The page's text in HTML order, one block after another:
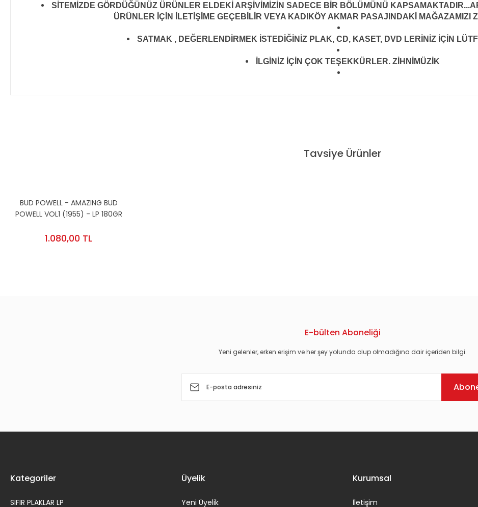
SİTEMİZDE GÖRDÜĞÜNÜZ ÜRÜNLER ELDEKİ ARŞİVİMİZİN SADECE BİR BÖLÜMÜNÜ
ÜRÜNLER İÇİN İLETİŞİME GEÇEBİLİR VEYA KADIKÖY AKMAR PASAJINDAKİ MAĞAZAMIZI
SATMAK , DEĞERLENDİRMEK İSTEDİĞİNİZ PLAK, CD, KASET, DVD LERİNİZ İÇİN
İLGİNİZ İÇİN ÇOK TEŞEKKÜRLER. ZİHNİMÜZİK
Ürün fiyatı diğer sitelerden daha pahalı.
Tavsiye Ürünler
BUD POWELL - AMAZING BUD
POWELL VOL1 (1955) - LP 180GR
1.080,00 TL
E-bülten Aboneliği
Yeni gelenler, erken erişim ve her şey yolunda olup olmadığına dair içeriden bilgi.
Kategoriler
SIFIR PLAKLAR LP
Üyelik
Yeni Üyelik
Kurumsal
İletişim